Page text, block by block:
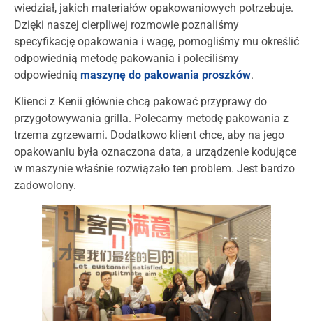
wiedział, jakich materiałów opakowaniowych potrzebuje.
Dzięki naszej cierpliwej rozmowie poznaliśmy
specyfikację opakowania i wagę, pomogliśmy mu określić
odpowiednią metodę pakowania i poleciliśmy
odpowiednią maszynę do pakowania proszków.
Klienci z Kenii głównie chcą pakować przyprawy do
przygotowywania grilla. Polecamy metodę pakowania z
trzema zgrzewami. Dodatkowo klient chce, aby na jego
opakowaniu była oznaczona data, a urządzenie kodujące
w maszynie właśnie rozwiązało ten problem. Jest bardzo
zadowolony.